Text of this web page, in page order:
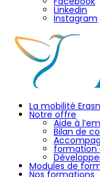
Linkedin
Instagram
La mobilité
Notre offre
Aide à
Bilan de
formation
Modules de
Nos formations